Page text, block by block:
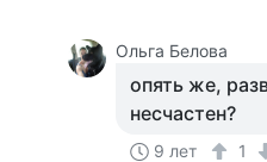
Ольга Белова
опять же,
несчастен?
9 лет 1